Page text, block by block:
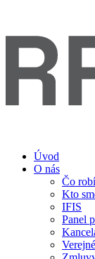
Úvod
O nás
Čo
Kto
IFIS
Panel